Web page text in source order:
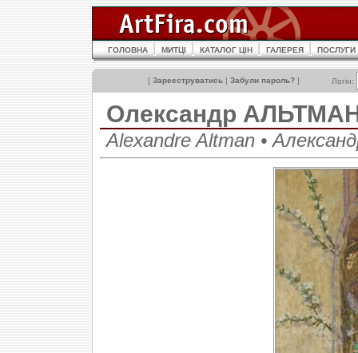
ГОЛОВНА МИТЦІ КАТАЛОГ ЦІН ГАЛЕРЕЯ ПОСЛУГИ
[ Зареєструватись | Забули пароль? ] Логін:
Олександр
Alexandre Altman •